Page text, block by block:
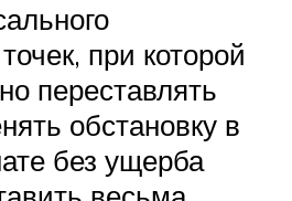
при которой
переставлять
обстановку в
без ущерба